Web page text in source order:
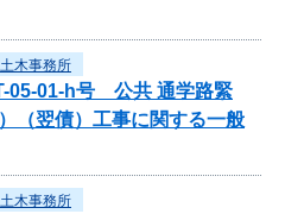
木事務所
05-01-h号 公共 通学路緊
（翌債）工事に関する一般
木事務所